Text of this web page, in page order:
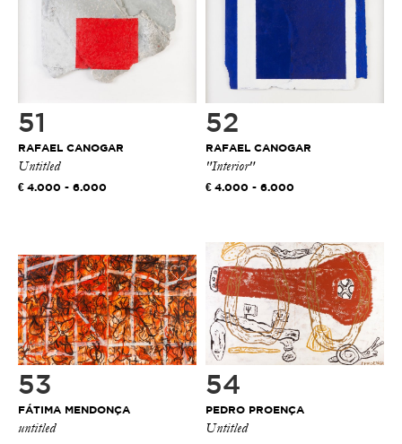
51
RAFAEL CANOGAR
Untitled
4.000 - 6.000
52
RAFAEL CANOGAR
"Interior"
4.000 - 6.000
53
FÁTIMA MENDONÇA
untitled
54
PEDRO PROENÇA
Untitled